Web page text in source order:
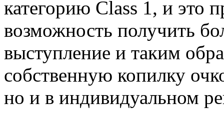
категорию Class 1, и это
возможность получить
выступление и таким
собственную копилку
но и в индивидуальном